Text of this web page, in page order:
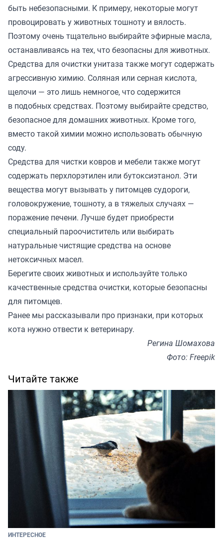
быть небезопасными. К примеру, некоторые могут
провоцировать у животных тошноту и вялость.
Поэтому очень тщательно выбирайте эфирные масла,
останавливаясь на тех, что безопасны для животных.
Средства для очистки унитаза также могут содержать
агрессивную химию. Соляная или серная кислота,
щелочи — это лишь немногое, что содержится
в подобных средствах. Поэтому выбирайте средство,
безопасное для домашних животных. Кроме того,
вместо такой химии можно использовать обычную
соду.
Средства для чистки ковров и мебели также могут
содержать перхлорэтилен или бутоксиэтанол. Эти
вещества могут вызывать у питомцев судороги,
головокружение, тошноту, а в тяжелых случаях —
поражение печени. Лучше будет приобрести
специальный пароочиститель или выбирать
натуральные чистящие средства на основе
нетоксичных масел.
Берегите своих животных и используйте только
качественные средства очистки, которые безопасны
для питомцев.
Ранее мы рассказывали про признаки, при которых
кота нужно отвести к ветеринару.
Регина Шомахова
Фото: Freepik
Читайте также
ИНТЕРЕСНОЕ